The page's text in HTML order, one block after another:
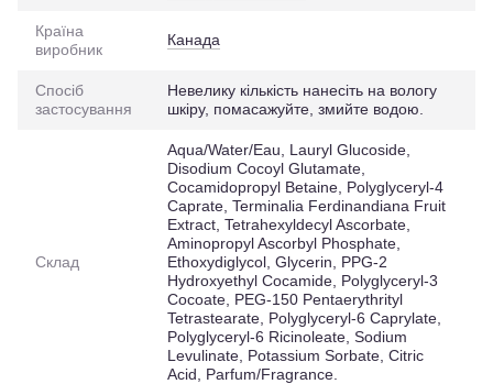
Країна
виробник
Канада
Спосіб
застосування
Невелику кількість нанесіть на вологу
шкіру, помасажуйте, змийте водою.
Склад
Aqua/Water/Eau, Lauryl Glucoside,
Disodium Cocoyl Glutamate,
Cocamidopropyl Betaine, Polyglyceryl-4
Caprate, Terminalia Ferdinandiana Fruit
Extract, Tetrahexyldecyl Ascorbate,
Aminopropyl Ascorbyl Phosphate,
Ethoxydiglycol, Glycerin, PPG-2
Hydroxyethyl Cocamide, Polyglyceryl-3
Cocoate, PEG-150 Pentaerythrityl
Tetrastearate, Polyglyceryl-6 Caprylate,
Polyglyceryl-6 Ricinoleate, Sodium
Levulinate, Potassium Sorbate, Citric
Acid, Parfum/Fragrance.